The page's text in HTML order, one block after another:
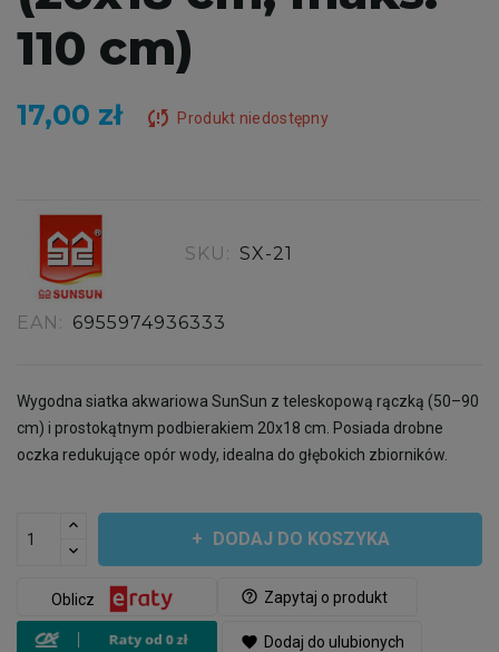
110 cm)
17,00 zł sync_problem Produkt niedostępny
SKU: SX-21
EAN: 6955974936333
Wygodna siatka akwariowa SunSun z teleskopową rączką (50–90
cm) i prostokątnym podbierakiem 20x18 cm. Posiada drobne
oczka redukujące opór wody, idealna do głębokich zbiorników.
DODAJ DO KOSZYKA
help_outline Zapytaj o produkt
Oblicz
favorite Dodaj do ulubionych